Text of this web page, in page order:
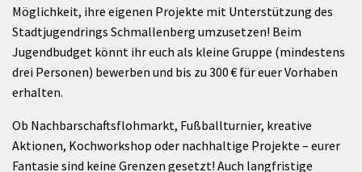
Möglichkeit, ihre eigenen Projekte mit Unterstützung des
Stadtjugendrings Schmallenberg umzusetzen! Beim
Jugendbudget könnt ihr euch als kleine Gruppe (mindestens
drei Personen) bewerben und bis zu 300 € für euer Vorhaben
erhalten.
Ob Nachbarschaftsflohmarkt, Fußballturnier, kreative
Aktionen, Kochworkshop oder nachhaltige Projekte – eurer
Fantasie sind keine Grenzen gesetzt! Auch langfristige